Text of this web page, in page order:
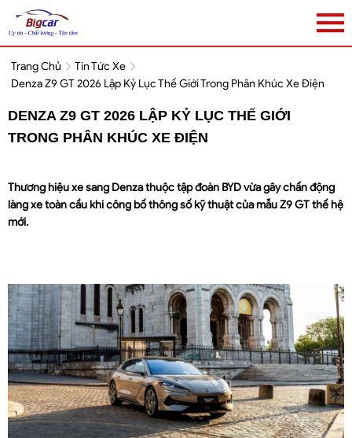
Trang Chủ
Tin Tức Xe
Denza Z9 GT 2026 Lập Kỷ Lục Thế Giới Trong Phân Khúc Xe Điện
DENZA Z9 GT 2026 LẬP KỶ LỤC THẾ GIỚI
TRONG PHÂN KHÚC XE ĐIỆN
Thương hiệu xe sang Denza thuộc tập đoàn BYD vừa gây chấn động
làng xe toàn cầu khi công bố thông số kỹ thuật của mẫu Z9 GT thế hệ
mới.